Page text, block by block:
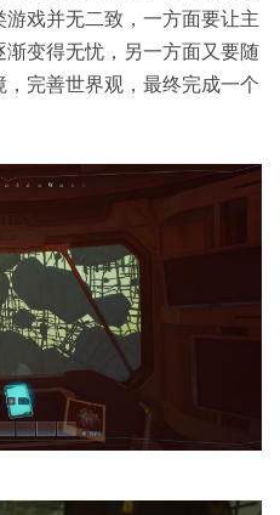
戏并无二致，一方面要让主
变得无忧，另一方面又要随
完善世界观，最终完成一个